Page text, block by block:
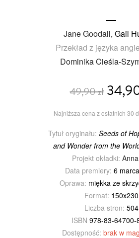
Jane Goodall, Gail
Przekład z języka
Dominika Cieśla-
49,90 zł
Najniższa cena z ostatnich 30
Tytuł oryginału: Seeds of
and Wonder from the
Projekt okładki:
Data premiery: 6
Oprawa: miękka ze
Format: 150x230
Liczba stron: 504
ISBN 978-83-64700-
Dostępność: brak w